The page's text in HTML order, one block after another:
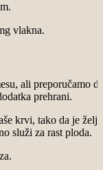
vlakna.
ali preporučamo da
prehrani.
krvi, tako da je
služi za rast ploda.